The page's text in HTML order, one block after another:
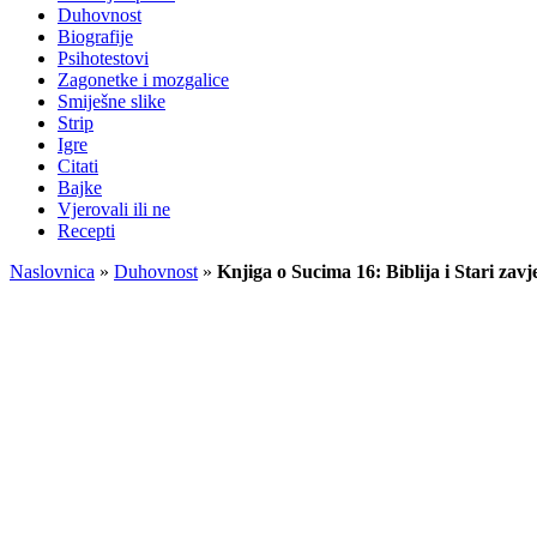
Duhovnost
Biografije
Psihotestovi
Zagonetke i mozgalice
Smiješne slike
Strip
Igre
Citati
Bajke
Vjerovali ili ne
Recepti
Naslovnica » Duhovnost » Knjiga o Sucima 16: Biblija i Stari